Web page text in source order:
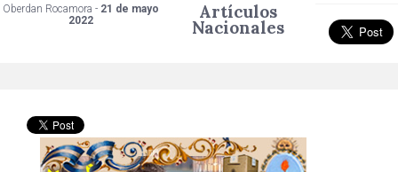
Oberdan Rocamora - 21 de mayo
2022
Artículos
Nacionales